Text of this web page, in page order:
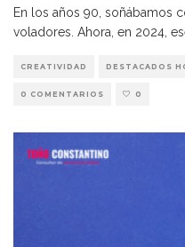
En los años 90, soñábamos
voladores. Ahora, en 2024,
CREATIVIDAD DESTACADOS
0 COMENTARIOS 0